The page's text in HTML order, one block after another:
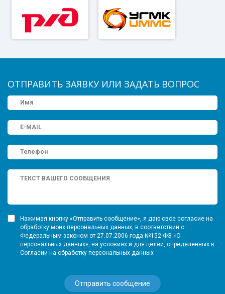
ОТПРАВИТЬ ЗАЯВКУ ИЛИ ЗАДАТЬ ВОПРОС
Нажимая кнопку «Отправить сообщение», я даю свое согласие на
обработку моих персональных данных, в соответствии с
Федеральным законом от 27.07.2006 года №152-ФЗ «О
персональных данных», на условиях и для целей, определенных в
Согласии на обработку персональных данных